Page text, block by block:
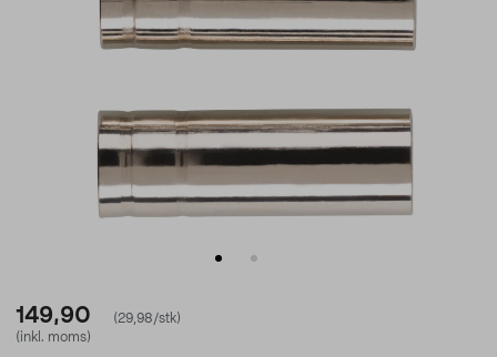
149,90
(29,98/stk)
(inkl. moms)